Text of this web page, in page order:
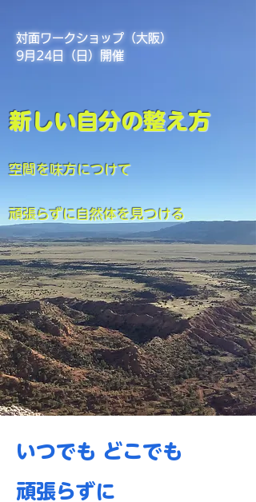
対面ワークショップ（大阪）
9月24日（日）開催
新しい自分の整え方
空間を味方につけて
頑張らずに自然体を見つける
いつでも どこでも
頑張らずに